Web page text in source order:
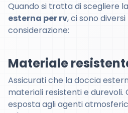
Quando si tratta di scegliere
esterna per rv, ci sono
considerazione:
Materiale
Assicurati che la doccia
materiali resistenti e durevoli.
esposta agli agenti